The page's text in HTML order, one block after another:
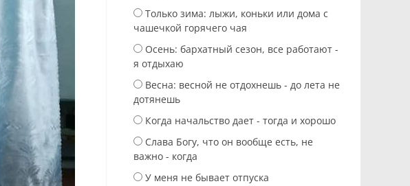
Только зима: лыжи, коньки или дома с
чашечкой горячего чая
Осень: бархатный сезон, все работают -
я отдыхаю
Весна: весной не отдохнешь - до лета не
дотянешь
Когда начальство дает - тогда и хорошо
Слава Богу, что он вообще есть, не
важно - когда
У меня не бывает отпуска